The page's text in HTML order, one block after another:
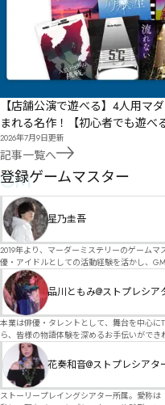
【店舗公演で遊べる】4人用マ
まれる名作！【初心者でも遊べ
2026年7月9日更新
記事一覧へ
GM
登録ゲームマスター
星乃圭吾
2019年より、マーダーミステリーのゲームマスタ
優・アイドルとしての活動経験を活かし、
ら、お客様に物語の世界へ入り込んでいただく
身でも作品制作を行っているので、作家さ
品の魅力をお客様に届けられるような公演を心がけています。 参加し
ディングを迎えるのか、どんな物語が生ま
に大好きです！ 対応可能作品は、オフライン（対面）作品のみとなります。 得意分野をひとつ挙げ
るなら恋愛もの（恋愛要素を含むシナリオ
ジャンルを問わず幅広く対応可能です！お任せください！ 《所属団体・店舗
ビリズマ- (代表・制作・GM) ★ ストーリープレイングシアター (GM) ★ フィネガンズ ウェイク
(GM)
品川ともみ@ストプレシア
本業は俳優・タレントとして、舞台を中心にTV、CMな
ら、皆様の物語体験を深めるお手伝いができればと思っています
s=11 活動内容はSNSにて投稿しています。 SPT所属。 ストーリープレイングシアター「星詠みの
標」にてGMデビュー。 ボードゲーム×体感
演中。
花奏和音@ストプレシアタ
ストーリープレイングシアター所属。愛称